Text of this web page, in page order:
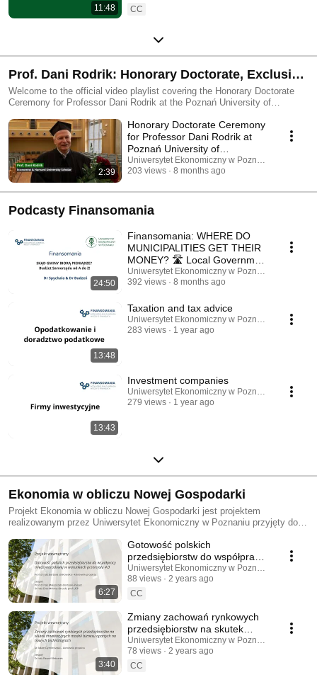
11:48
CC
Prof. Dani Rodrik: Honorary Doctorate, Exclusive
Interview & Tribute Speeches | UEP Poznań
Welcome to the official video playlist covering the Honorary Doctorate
Ceremony for Professor Dani Rodrik at the Poznań University of
highlights from the prestigious gala held on December 3rd, honoring one
of the world's most influential economists for his groundbreaking work on
globalization, economic development, and public policy. What you will
find in this playlist: 🎙️ Exclusive Interview with Prof. Rodrik: A candid and
in-depth discussion where Professor Rodrik shares his insights on the
future of economic policy, the challenges of globalization, and his
academic journey. 📜 D.H.C. Ceremony: The full recording of the solemn
ceremony, including the official laudation and Professor Rodrik's
acceptance speech/keynote lecture. 🗣️ Tributes from Distinguished
Katarzyna Szarzec, and Prof. Marian Gorynia, who honor Professor
Rodrik's profound contribution to the field of economics.
2:39
Honorary Doctorate Ceremony
for Professor Dani Rodrik at
Poznań University of
Economics and Business
Uniwersytet Ekonomiczny w Poznaniu
203 views
8 months ago
Podcasty Finansomania
24:50
Finansomania: WHERE DO
MUNICIPALITIES GET THEIR
MONEY? 🛣️ Local Government
Budget from A to Z! | ...
Uniwersytet Ekonomiczny w Poznaniu
392 views
8 months ago
13:48
Taxation and tax advice
Uniwersytet Ekonomiczny w Poznaniu
283 views
1 year ago
13:43
Investment companies
Uniwersytet Ekonomiczny w Poznaniu
279 views
1 year ago
Ekonomia w obliczu Nowej Gospodarki
Projekt Ekonomia w obliczu Nowej Gospodarki jest projektem
realizowanym przez Uniwersytet Ekonomiczny w Poznaniu przyjęty do
(RID) ogłoszonego przez Ministra Nauki i Szkolnictwa Wyższego na lata
2019-2023 Głównym celem projektu jest rozwój badań naukowych w
Uniwersytecie Ekonomicznym w Poznaniu w zakresie obszarów
ekonomia, finanse i nauki o zarządzaniu oraz wzrost aktywności
naukowej pracowników UEP na arenie międzynarodowej
6:27
Gotowość polskich
przedsiębiorstw do współpracy
międzynarodowej w warunkach
przemysłu 4.0
Uniwersytet Ekonomiczny w Poznaniu
88 views
2 years ago
CC
3:40
Zmiany zachowań rynkowych
przedsiębiorstw na skutek
innowacyjnych modeli biznesu
Uniwersytet Ekonomiczny w Poznaniu
78 views
2 years ago
CC